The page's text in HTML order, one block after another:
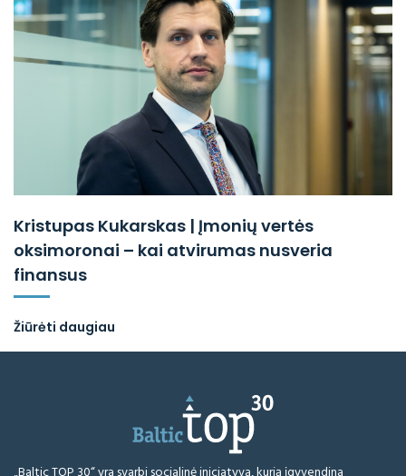
Kristupas Kukarskas | Įmonių vertės
oksimoronai – kai atvirumas nusveria
finansus
Žiūrėti daugiau